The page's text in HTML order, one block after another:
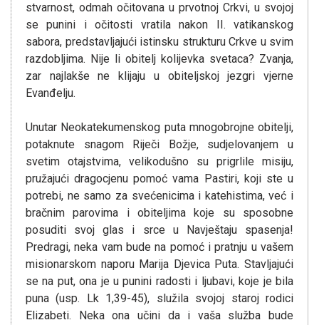
stvarnost, odmah očitovana u prvotnoj Crkvi, u svojoj
se punini i očitosti vratila nakon II. vatikanskog
sabora, predstavljajući istinsku strukturu Crkve u svim
razdobljima. Nije li obitelj kolijevka svetaca? Zvanja,
zar najlakše ne klijaju u obiteljskoj jezgri vjerne
Evanđelju.
Unutar Neokatekumenskog puta mnogobrojne obitelji,
potaknute snagom Riječi Božje, sudjelovanjem u
svetim otajstvima, velikodušno su prigrlile misiju,
pružajući dragocjenu pomoć vama Pastiri, koji ste u
potrebi, ne samo za svećenicima i katehistima, već i
bračnim parovima i obiteljima koje su sposobne
posuditi svoj glas i srce u Navještaju spasenja!
Predragi, neka vam bude na pomoć i pratnju u vašem
misionarskom naporu Marija Djevica Puta. Stavljajući
se na put, ona je u punini radosti i ljubavi, koje je bila
puna (usp. Lk 1,39-45), služila svojoj staroj rodici
Elizabeti. Neka ona učini da i vaša služba bude